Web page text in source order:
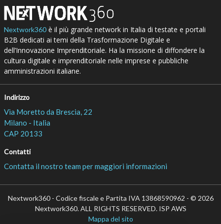
Nextwork360è il più grande network in Italia di testate e portali
B2B dedicati ai temi della Trasformazione Digitale e
dell’Innovazione Imprenditoriale. Ha la missione di diffondere la
cultura digitale e imprenditoriale nelle imprese e pubbliche
amministrazioni italiane.
Indirizzo
Via Moretto da Brescia, 22
Milano - Italia
CAP 20133
Contatti
Contatta il nostro team per maggiori informazioni
Nextwork360 - Codice fiscale e Partita IVA 13868590962 - © 2026
Nextwork360. ALL RIGHTS RESERVED. ISP AWS
Mappa del sito